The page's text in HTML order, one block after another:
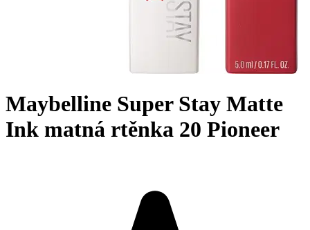
Maybelline Super Stay Matte
Ink matná rtěnka 20 Pioneer